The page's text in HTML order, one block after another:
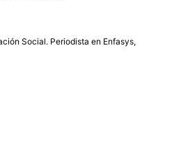
Social. Periodista en Enfasys,